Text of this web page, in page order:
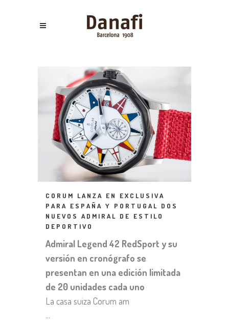
CORUM LANZA EN EXCLUSIVA
PARA ESPAÑA Y PORTUGAL DOS
NUEVOS ADMIRAL DE ESTILO
DEPORTIVO
Admiral Legend 42 RedSport y su
versión en cronógrafo se
presentan en una edición limitada
de 20 unidades cada uno
La casa suiza Corum am
...